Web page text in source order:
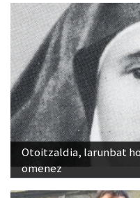
Otoitzaldia, larunbat
omenez